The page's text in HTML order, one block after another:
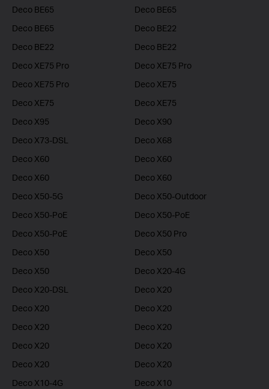
Deco BE65
Deco BE65
Deco BE65
Deco BE22
Deco BE22
Deco BE22
Deco XE75 Pro
Deco XE75 Pro
Deco XE75 Pro
Deco XE75
Deco XE75
Deco XE75
Deco X95
Deco X90
Deco X73-DSL
Deco X68
Deco X60
Deco X60
Deco X60
Deco X60
Deco X50-5G
Deco X50-Outdoor
Deco X50-PoE
Deco X50-PoE
Deco X50-PoE
Deco X50 Pro
Deco X50
Deco X50
Deco X50
Deco X20-4G
Deco X20-DSL
Deco X20
Deco X20
Deco X20
Deco X20
Deco X20
Deco X20
Deco X20
Deco X20
Deco X20
Deco X10-4G
Deco X10